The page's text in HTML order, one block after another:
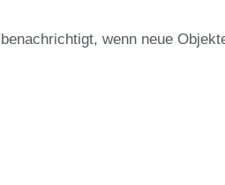
wenn neue